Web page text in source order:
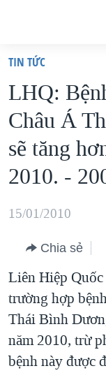
truy
cập
Tới
nội
chính
Tới
hướng
chính
tới
"Tìm"
VIỆT NAM
HOA KỲ
BIỂN ĐÔNG
THẾ GIỚI
MỤC
TỰ DO BÁO CHÍ
VẠCH TRẦN TIN
NGƯỜI VIỆT
CHUYÊN ĐỀ
CHIẾN TRANH
TẠI
HÀNH TRÌNH
MỘT NĂM
HỌC TIẾNG ANH
VIDEO
NGHE
TIN TỨC
LHQ:
Châu Á
sẽ tăng
2010. -
15/01/2010
Chia sẻ
Liên Hiệp
trường hợp
Thái Bình
năm 2010, trừ
bệnh này được